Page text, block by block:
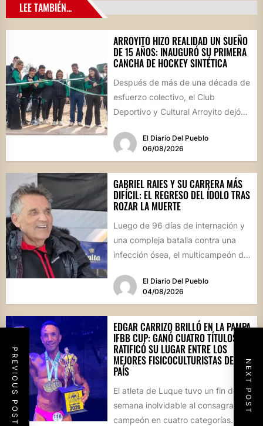
PREVIOUS POST NEXT POST
LEE TAMBIÉN...
ARROYITO HIZO REALIDAD UN SUEÑO
DE 15 AÑOS: INAUGURÓ SU PRIMERA
CANCHA DE HOCKEY SINTÉTICA
Después de más de una década de
esfuerzo colectivo, el Club
Deportivo y Cultural Arroyito dejó
cancha...El Diario Del Pueblo
06/08/2026
GABRIEL RAIES Y SU CARRERA MÁS
DIFÍCIL: EL REGRESO DEL ÍDOLO TRAS
ROZAR LA MUERTE
Luego de 96 días de internación y
una compleja batalla contra una
infección ósea, el multicampeón de
El Diario Del Pueblo
04/08/2026
EDGAR CARRIZO BRILLÓ EN LA PAMPA
IFBB CUP: GANÓ CUATRO TÍTULOS Y
RATIFICÓ SU LUGAR ENTRE LOS
MEJORES FISICOCULTURISTAS DEL
PAÍS
El atleta de Luque tuvo un fin de
semana inolvidable al consagrarse
campeón en cuatro categorías